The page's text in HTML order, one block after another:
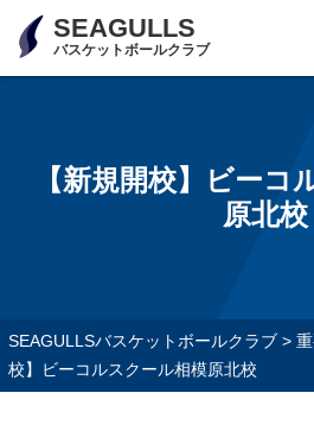
SEAGULLS
バスケットボールクラブ
【新規開校】ビーコ
原北校
SEAGULLSバスケットボールクラブ>
校】ビーコルスクール相模原北校